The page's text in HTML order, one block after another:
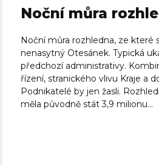
Noční můra
Noční můra rozhledna, ze které
nenasytný Otesánek. Typická
předchozí administrativy.
řízení, stranického vlivu Kraje a
Podnikatelé by jen žasli.
měla původně stát 3,9 milionu...